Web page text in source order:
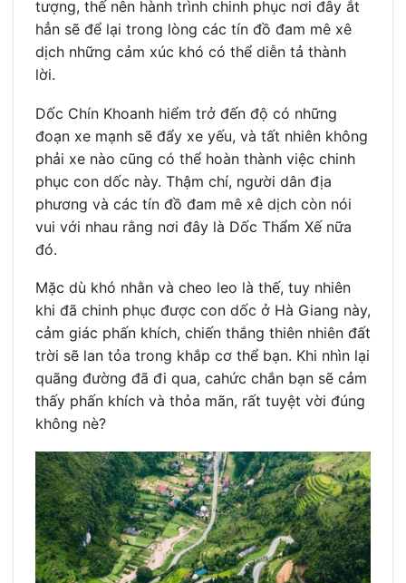
tượng, thế nên hành trình chinh phục nơi đây ắt
hẳn sẽ để lại trong lòng các tín đồ đam mê xê
dịch những cảm xúc khó có thể diễn tả thành
lời.
Dốc Chín Khoanh hiểm trở đến độ có những
đoạn xe mạnh sẽ đẩy xe yếu, và tất nhiên không
phải xe nào cũng có thể hoàn thành việc chinh
phục con dốc này. Thậm chí, người dân địa
phương và các tín đồ đam mê xê dịch còn nói
vui với nhau rằng nơi đây là Dốc Thẩm Xế nữa
đó.
Mặc dù khó nhằn và cheo leo là thế, tuy nhiên
khi đã chinh phục được con dốc ở Hà Giang này,
cảm giác phấn khích, chiến thắng thiên nhiên đất
trời sẽ lan tỏa trong khắp cơ thể bạn. Khi nhìn lại
quãng đường đã đi qua, cahức chắn bạn sẽ cảm
thấy phấn khích và thỏa mãn, rất tuyệt vời đúng
không nè?